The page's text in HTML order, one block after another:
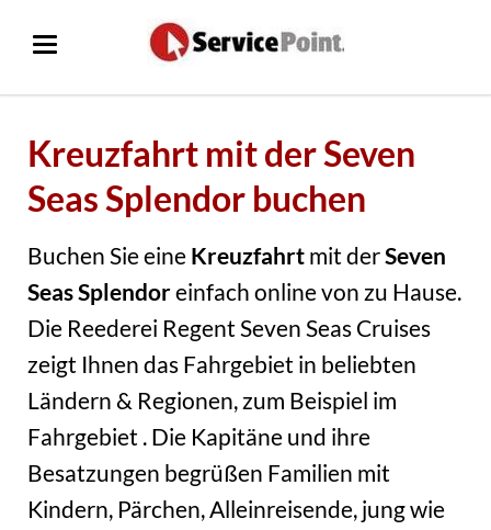
Kreuzfahrt mit der Seven
Seas Splendor buchen
Buchen Sie eineKreuzfahrtmit derSeven
Seas Splendoreinfach online von zu Hause.
Die Reederei Regent Seven Seas Cruises
zeigt Ihnen das Fahrgebiet in beliebten
Ländern & Regionen, zum Beispiel im
Fahrgebiet . Die Kapitäne und ihre
Besatzungen begrüßen Familien mit
Kindern, Pärchen, Alleinreisende, jung wie